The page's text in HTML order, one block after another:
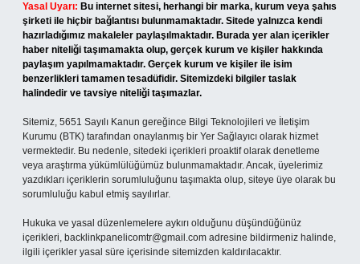
Yasal Uyarı: Bu internet sitesi, herhangi bir marka, kurum veya şahıs
şirketi ile hiçbir bağlantısı bulunmamaktadır. Sitede yalnızca kendi
hazırladığımız makaleler paylaşılmaktadır. Burada yer alan içerikler
haber niteliği taşımamakta olup, gerçek kurum ve kişiler hakkında
paylaşım yapılmamaktadır. Gerçek kurum ve kişiler ile isim
benzerlikleri tamamen tesadüfidir. Sitemizdeki bilgiler taslak
halindedir ve tavsiye niteliği taşımazlar.
Sitemiz, 5651 Sayılı Kanun gereğince Bilgi Teknolojileri ve İletişim
Kurumu (BTK) tarafından onaylanmış bir Yer Sağlayıcı olarak hizmet
vermektedir. Bu nedenle, sitedeki içerikleri proaktif olarak denetleme
veya araştırma yükümlülüğümüz bulunmamaktadır. Ancak, üyelerimiz
yazdıkları içeriklerin sorumluluğunu taşımakta olup, siteye üye olarak bu
sorumluluğu kabul etmiş sayılırlar.
Hukuka ve yasal düzenlemelere aykırı olduğunu düşündüğünüz
içerikleri, backlinkpanelicomtr@gmail.com adresine bildirmeniz halinde,
ilgili içerikler yasal süre içerisinde sitemizden kaldırılacaktır.